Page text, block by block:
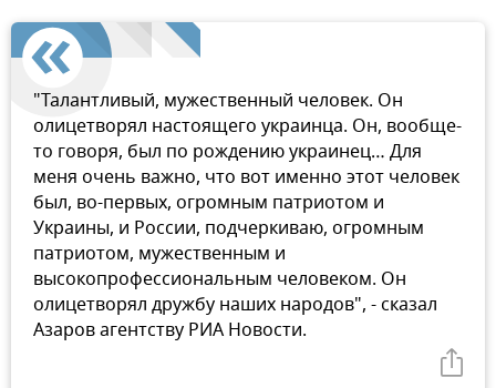
"Талантливый, мужественный человек. Он
олицетворял настоящего украинца. Он, вообще-
то говоря, был по рождению украинец… Для
меня очень важно, что вот именно этот человек
был, во-первых, огромным патриотом и
Украины, и России, подчеркиваю, огромным
патриотом, мужественным и
высокопрофессиональным человеком. Он
олицетворял дружбу наших народов", - сказал
Азаров агентству РИА Новости.